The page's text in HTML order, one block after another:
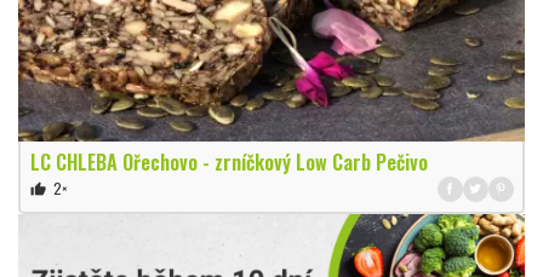
LC CHLEBA Ořechovo - zrníčkový Low Carb Pečivo
thumb_up 2×